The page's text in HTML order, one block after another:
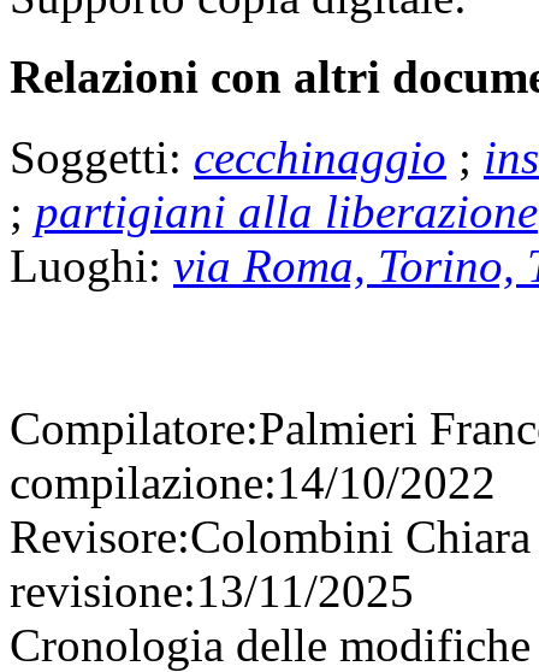
Relazioni con altri
Soggetti: cecchinaggio ;
; partigiani alla liberazione
Luoghi: via Roma, Torino,
Compilatore:Palmieri
compilazione:14/10/2022
Revisore:Colombini
revisione:13/11/2025
Cronologia delle